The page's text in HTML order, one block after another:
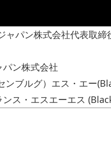
ャパン株式会社代表取
ン株式会社
ンブルグ）エス・エー
ス・エスエーエス